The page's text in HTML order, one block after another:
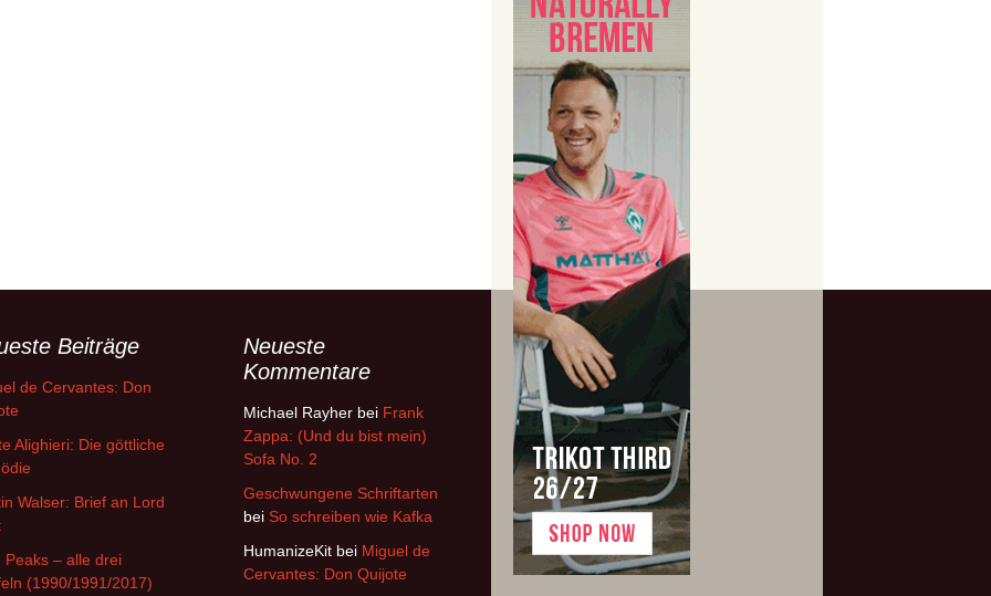
Beiträge
de Cervantes: Don
Alighieri: Die göttliche
Walser: Brief an Lord
Peaks – alle drei
(1990/1991/2017)
Neueste
Kommentare
Michael Rayher bei Frank
Zappa: (Und du bist mein)
Sofa No. 2
Geschwungene Schriftarten
bei So schreiben wie Kafka
HumanizeKit bei Miguel de
Cervantes: Don Quijote